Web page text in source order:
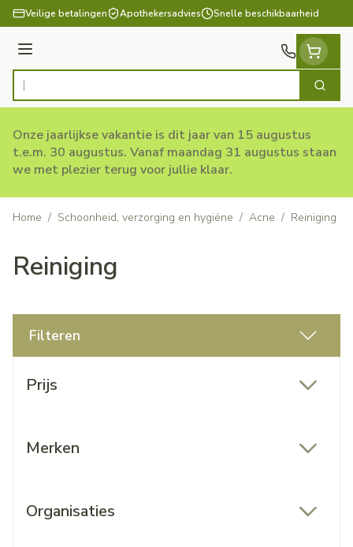
Ga naar de inhoud
Veilige betalingen Apothekersadvies Snelle beschikbaarheid
Menu
Product, merk, categorie... Zoek
Onze jaarlijkse vakantie is dit jaar van 15 augustus
t.e.m. 30 augustus. Vanaf maandag 31 augustus staan
we met plezier terug voor jullie klaar.
Home / Schoonheid, verzorging en hygiëne / Acne / Reiniging
Reiniging
Filteren
Prijs
Merken
Organisaties